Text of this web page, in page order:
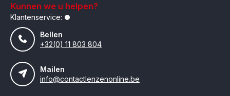
Kunnen we u helpen?
Klantenservice:
Bellen
+32(0) 11 803 804
Mailen
info@contactlenzenonline.be